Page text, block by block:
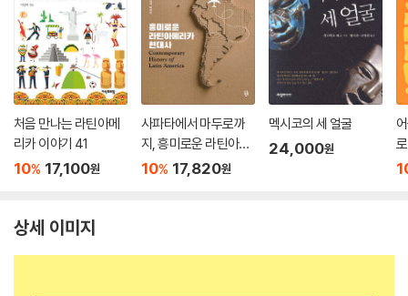
처음 만나는 라틴아메
리카 이야기 41
10% 17,100원
사파타에서 마두로까
지, 흥미로운 라틴아메
리카 현대사
10% 17,820원
멕시코의 세 얼굴
24,000원
상세 이미지